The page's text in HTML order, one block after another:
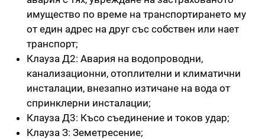
имущество по време на транспортирането му
от един адрес на друг със собствен или нает
транспорт;
Клауза Д2: Авария на водопроводни,
канализационни, отоплителни и климатични
инсталации, внезапно изтичане на вода от
спринклерни инсталации;
Клауза Д3: Късо съединение и токов удар;
Клауза З: Земетресение;